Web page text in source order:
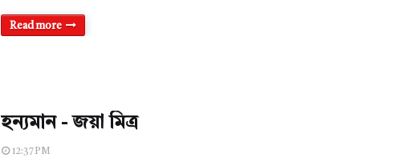
Read more
হন্যমান - জয়া মিত্র
12:37 PM